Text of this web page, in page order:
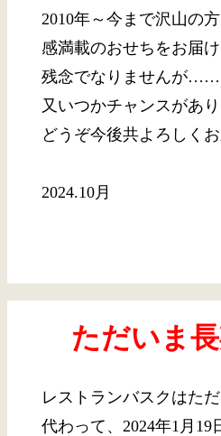
2010年～今まで沢山の
感満載のおせちをお届
残念でなりませんが
又いつかチャンスがあ
どうぞ今後共よろしく
2024.10月
ただいま
レストランバスクはた
代わって、2024年1月19